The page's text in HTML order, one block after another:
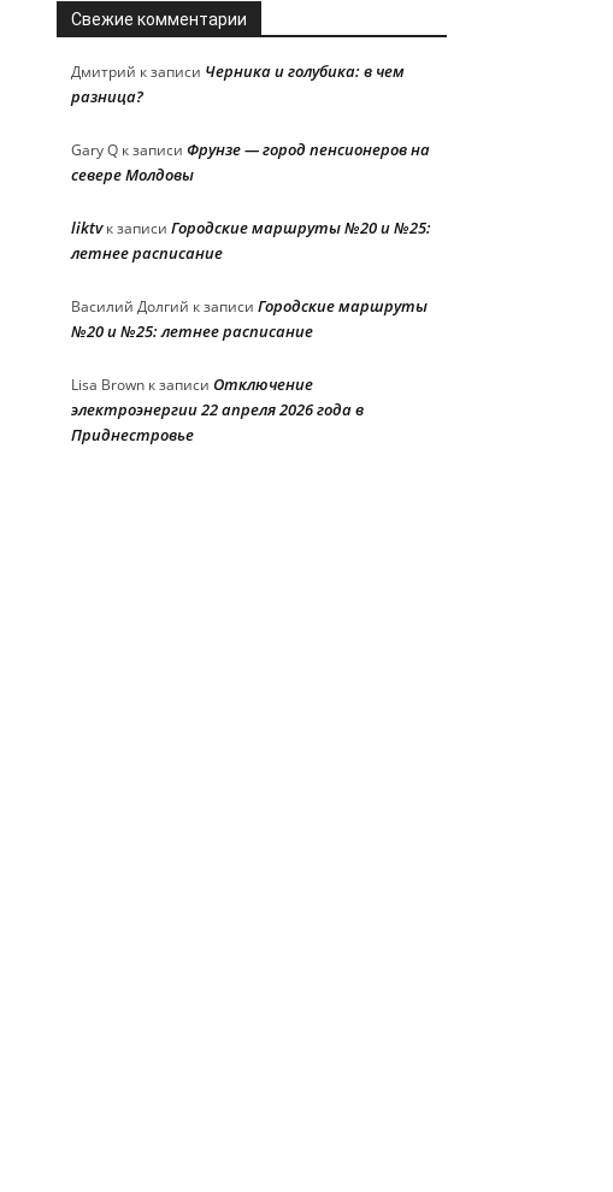
Свежие комментарии
Дмитрий к записи Черника и голубика: в чем
разница?
Gary Q к записи Фрунзе — город пенсионеров на
севере Молдовы
liktvк записи Городские маршруты №20 и №25:
летнее расписание
Василий Долгий к записи Городские маршруты
№20 и №25: летнее расписание
Lisa Brown к записи Отключение
электроэнергии 22 апреля 2026 года в
Приднестровье